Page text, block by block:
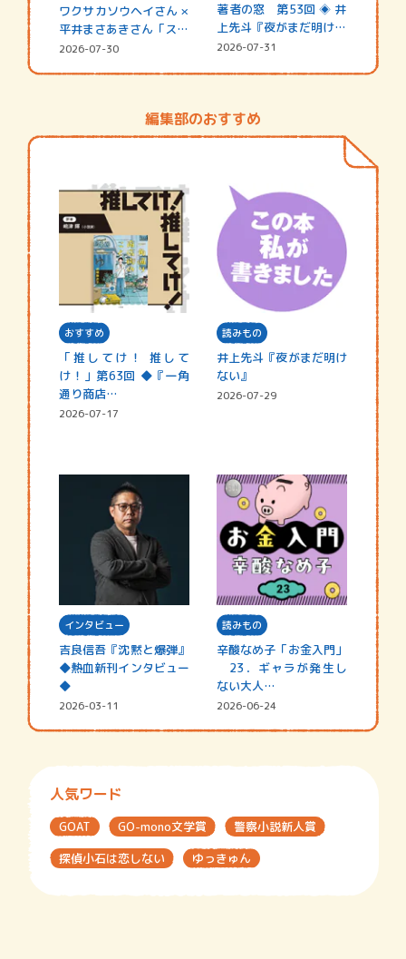
ワクサカソウヘイさん ×
平井まさあきさん「スペ
シャ…
2026-07-30
著者の窓 第53回 ◈ 井
上先斗『夜がまだ明けな
い』
2026-07-31
編集部のおすすめ
おすすめ
「推してけ！ 推して
け！」第63回 ◆『一角
通り商店…
2026-07-17
読みもの
井上先斗『夜がまだ明け
ない』
2026-07-29
インタビュー
吉良信吾『沈黙と爆弾』
◆熱血新刊インタビュー
◆
2026-03-11
読みもの
辛酸なめ子「お金入門」
23．ギャラが発生し
ない大人…
2026-06-24
人気ワード
GOAT GO-mono文学賞
警察小説新人賞
探偵小石は恋しない
ゆっきゅん